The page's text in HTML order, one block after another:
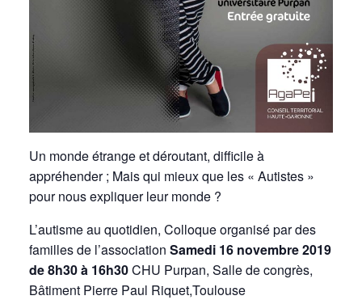
Un monde étrange et déroutant, difficile à
appréhender ; Mais qui mieux que les « Autistes »
pour nous expliquer leur monde ?
L’autisme au quotidien, Colloque organisé par des
familles de l’association Samedi 16 novembre 2019
de 8h30 à 16h30CHU Purpan, Salle de congrès,
Bâtiment Pierre Paul Riquet,Toulouse